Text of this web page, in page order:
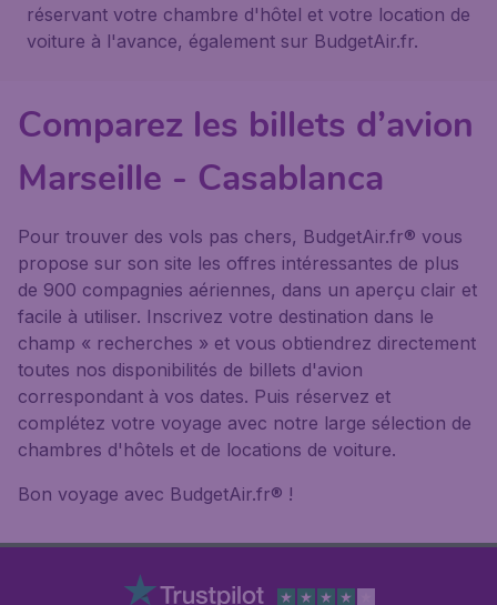
réservant votre chambre d'hôtel et votre location de
voiture à l'avance, également sur BudgetAir.fr.
Comparez les billets d’avion
Marseille - Casablanca
Pour trouver des vols pas chers, BudgetAir.fr® vous
propose sur son site les offres intéressantes de plus
de 900 compagnies aériennes, dans un aperçu clair et
facile à utiliser. Inscrivez votre destination dans le
champ « recherches » et vous obtiendrez directement
toutes nos disponibilités de billets d'avion
correspondant à vos dates. Puis réservez et
complétez votre voyage avec notre large sélection de
chambres d'hôtels et de locations de voiture.
Bon voyage avec BudgetAir.fr® !